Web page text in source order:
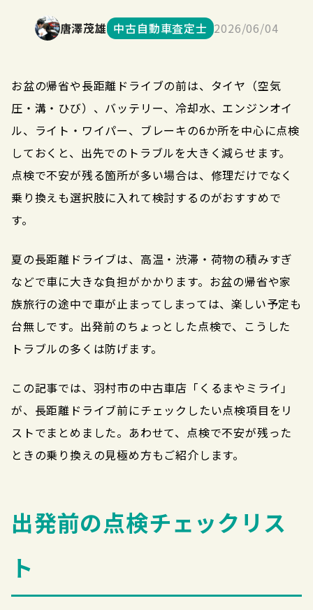
唐澤茂雄 中古自動車査定士 2026/06/04
お盆の帰省や長距離ドライブの前は、タイヤ（空気
圧・溝・ひび）、バッテリー、冷却水、エンジンオイ
ル、ライト・ワイパー、ブレーキの6か所を中心に点検
しておくと、出先でのトラブルを大きく減らせます。
点検で不安が残る箇所が多い場合は、修理だけでなく
乗り換えも選択肢に入れて検討するのがおすすめで
す。
夏の長距離ドライブは、高温・渋滞・荷物の積みすぎ
などで車に大きな負担がかかります。お盆の帰省や家
族旅行の途中で車が止まってしまっては、楽しい予定も
台無しです。出発前のちょっとした点検で、こうした
トラブルの多くは防げます。
この記事では、羽村市の中古車店「くるまやミライ」
が、長距離ドライブ前にチェックしたい点検項目をリ
ストでまとめました。あわせて、点検で不安が残った
ときの乗り換えの見極め方もご紹介します。
出発前の点検チェックリス
ト